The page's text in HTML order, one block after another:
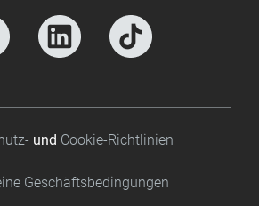
und Cookie-Richtlinien
Geschäftsbedingungen